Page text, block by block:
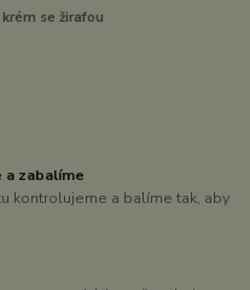
se žirafou
zabalíme
kontrolujeme a balíme tak, aby